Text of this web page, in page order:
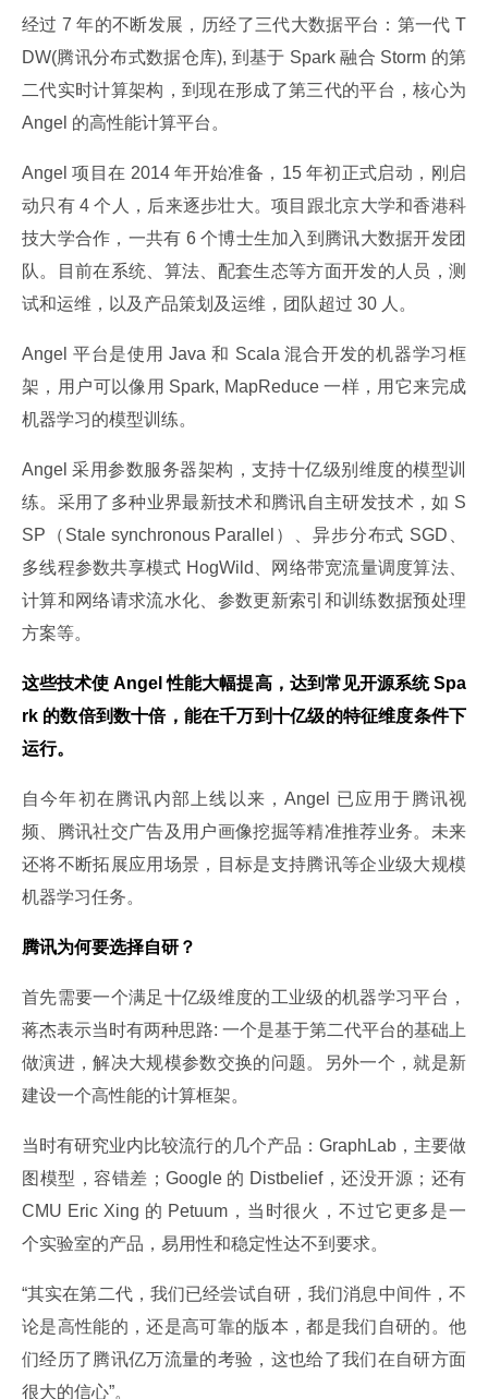
经过 7 年的不断发展，历经了三代大数据平台：第一代 T
DW(腾讯分布式数据仓库), 到基于 Spark 融合 Storm 的第
二代实时计算架构，到现在形成了第三代的平台，核心为
Angel 的高性能计算平台。
Angel 项目在 2014 年开始准备，15 年初正式启动，刚启
动只有 4 个人，后来逐步壮大。项目跟北京大学和香港科
技大学合作，一共有 6 个博士生加入到腾讯大数据开发团
队。目前在系统、算法、配套生态等方面开发的人员，测
试和运维，以及产品策划及运维，团队超过 30 人。
Angel 平台是使用 Java 和 Scala 混合开发的机器学习框
架，用户可以像用 Spark, MapReduce 一样，用它来完成
机器学习的模型训练。
Angel 采用参数服务器架构，支持十亿级别维度的模型训
练。采用了多种业界最新技术和腾讯自主研发技术，如 S
SP（Stale synchronous Parallel）、异步分布式 SGD、
多线程参数共享模式 HogWild、网络带宽流量调度算法、
计算和网络请求流水化、参数更新索引和训练数据预处理
方案等。
这些技术使 Angel 性能大幅提高，达到常见开源系统 Spa
rk 的数倍到数十倍，能在千万到十亿级的特征维度条件下
运行。
自今年初在腾讯内部上线以来，Angel 已应用于腾讯视
频、腾讯社交广告及用户画像挖掘等精准推荐业务。未来
还将不断拓展应用场景，目标是支持腾讯等企业级大规模
机器学习任务。
腾讯为何要选择自研？
首先需要一个满足十亿级维度的工业级的机器学习平台，
蒋杰表示当时有两种思路: 一个是基于第二代平台的基础上
做演进，解决大规模参数交换的问题。另外一个，就是新
建设一个高性能的计算框架。
当时有研究业内比较流行的几个产品：GraphLab，主要做
图模型，容错差；Google 的 Distbelief，还没开源；还有
CMU Eric Xing 的 Petuum，当时很火，不过它更多是一
个实验室的产品，易用性和稳定性达不到要求。
“其实在第二代，我们已经尝试自研，我们消息中间件，不
论是高性能的，还是高可靠的版本，都是我们自研的。他
们经历了腾讯亿万流量的考验，这也给了我们在自研方面
很大的信心”。